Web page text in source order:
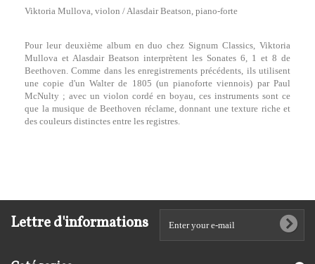
Viktoria Mullova, violon / Alasdair Beatson, piano-forte
Pour leur deuxième album en duo chez Signum Classics, Viktoria
Mullova et Alasdair Beatson interprètent les Sonates 6, 1 et 8 de
Beethoven. Comme dans les enregistrements précédents, ils utilisent
une copie d'un Walter de 1805 (un pianoforte viennois) par Paul
McNulty ; avec un violon cordé en boyau, ces instruments sont ce
que la musique de Beethoven réclame, donnant une texture riche et
des couleurs distinctes entre les registres.
Lettre d'informations